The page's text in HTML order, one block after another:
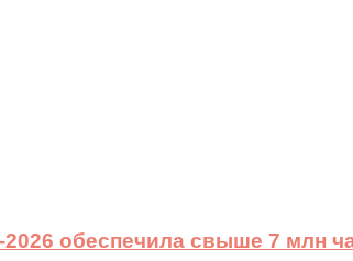
обеспечила свыше 7 млн